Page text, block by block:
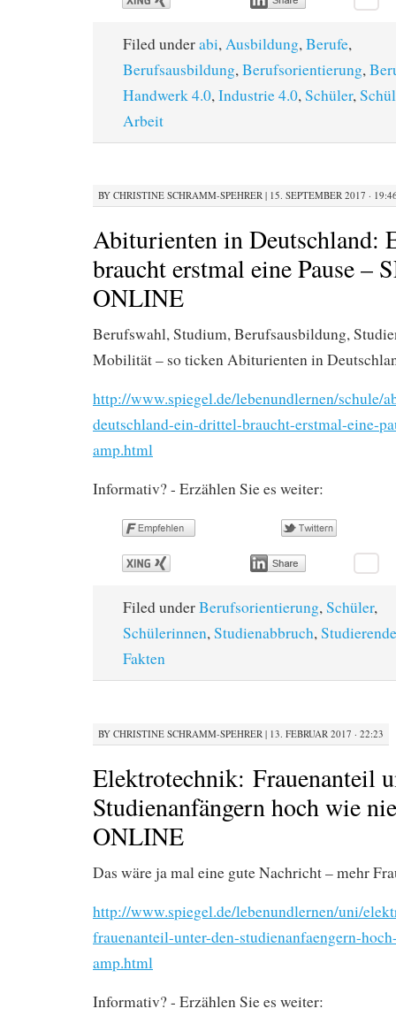
Filed underabi, Ausbildung, Berufe,
Berufsausbildung, Berufsorientierung,
Handwerk 4.0, Industrie 4.0, Schüler,
Arbeit
BY CHRISTINE SCHRAMM-SPEHRER | 15. SEPTEMBER 2017 ·
Abiturienten in Deutschland:
braucht erstmal eine Pause –
ONLINE
Berufswahl, Studium, Berufsausbildung,
Mobilität – so ticken Abiturienten in
http://www.spiegel.de/lebenundlernen/schule/
deutschland-ein-drittel-braucht-erstmal-eine-
amp.html
Informativ? - Erzählen Sie es weiter:
Filed underBerufsorientierung,Schüler,
Schülerinnen,Studienabbruch,Studierende
Fakten
BY CHRISTINE SCHRAMM-SPEHRER | 13. FEBRUAR 2017 · 22:23
Elektrotechnik: Frauenanteil
Studienanfängern hoch wie
ONLINE
Das wäre ja mal eine gute Nachricht – mehr
http://www.spiegel.de/lebenundlernen/uni/
frauenanteil-unter-den-studienanfaengern-
amp.html
Informativ? - Erzählen Sie es weiter: